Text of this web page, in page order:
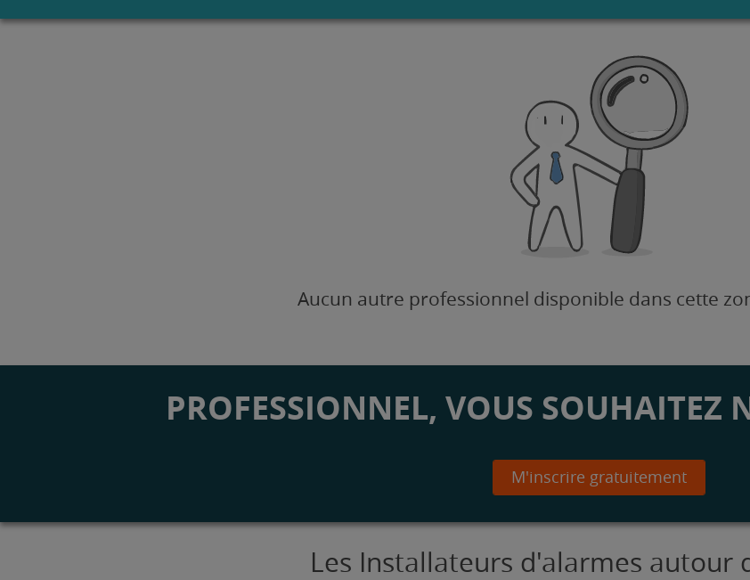
Aucun autre professionnel disponible dans cette
PROFESSIONNEL, VOUS SOUHAITEZ
M'inscrire gratuitement
Les Installateurs d'alarmes autour